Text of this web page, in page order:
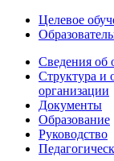
Целевое
Сведения об
Структура и
организации
Документы
Образование
Руководство